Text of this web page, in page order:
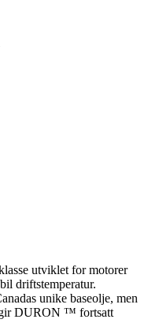
utviklet for motorer
driftstemperatur.
unike baseolje, men
gir DURON ™ fortsatt